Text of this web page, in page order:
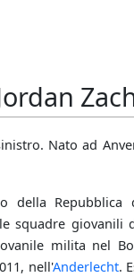
Nato ad
della
squadre giovanili
milita nel
nell'Anderlecht.